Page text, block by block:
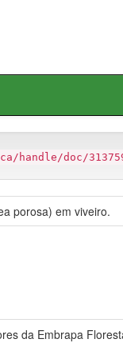
handle/doc/
porosa) em viveiro.
da Embrapa